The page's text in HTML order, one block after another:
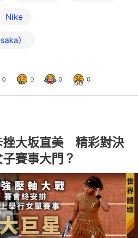
Nike
）
0 0 0 0
挫大坂直美 精彩對決
賽事大門？